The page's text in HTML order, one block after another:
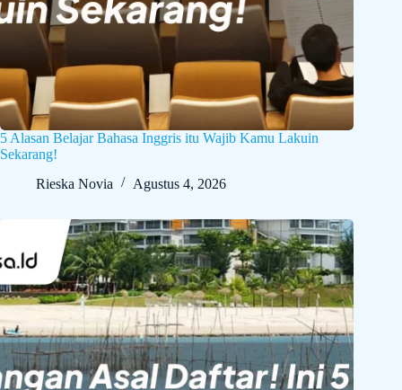
5 Alasan Belajar Bahasa Inggris itu Wajib Kamu Lakuin
Sekarang!
Rieska Novia
Agustus 4, 2026